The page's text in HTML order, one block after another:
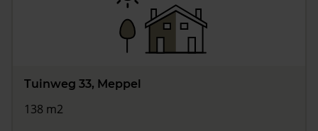
Tuinweg 33, Meppel
138 m2